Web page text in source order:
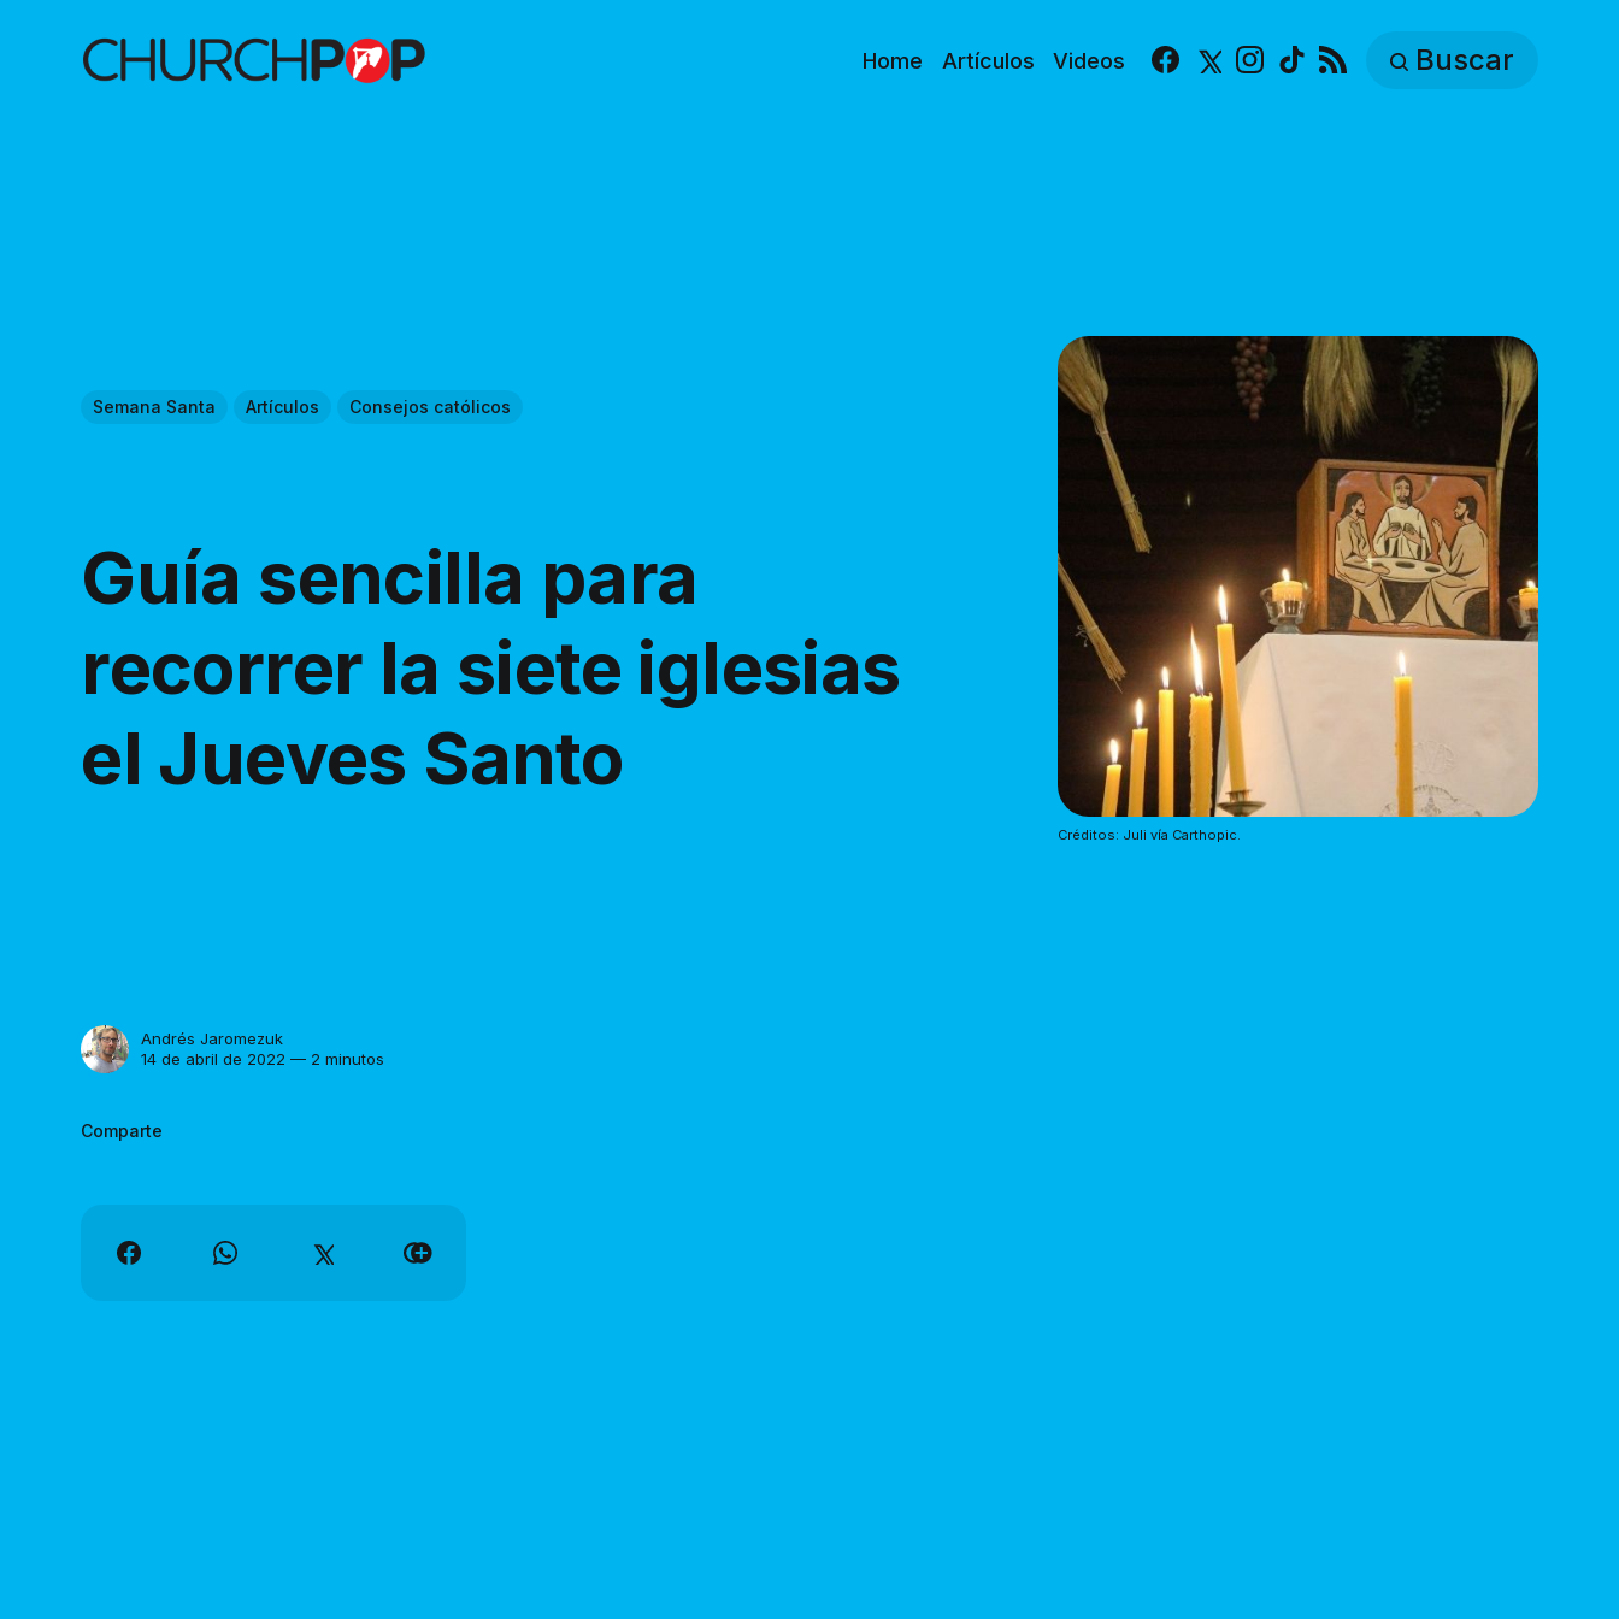
Home Artículos Videos Facebook
X Instagram
TikTok Buscar
Semana Santa Artículos Consejos católicos
Guía sencilla para
recorrer la siete iglesias
el Jueves Santo
Andrés Jaromezuk
14 de abril de 2022 — 2 minutos
Comparte
Créditos: Juli vía Carthopic.